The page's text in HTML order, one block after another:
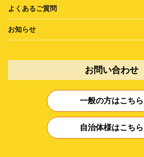
よくあるご質問
お知らせ
お問い合わせ
一般の方はこちら
自治体様はこちら